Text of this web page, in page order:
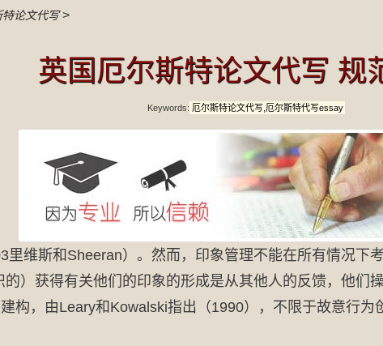
论文代写>
英国厄尔斯特论文代写 规
Keywords: 厄尔斯特论文代写,厄尔斯特代写essay
里维斯和Sheeran）。然而，印象管理不能在所有情况下
）获得有关他们的印象的形成是从其他人的反馈，他们
构，由Leary和Kowalski指出（1990），不限于故意行